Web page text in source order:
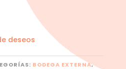
deseos
BODEGA EXTERNA,